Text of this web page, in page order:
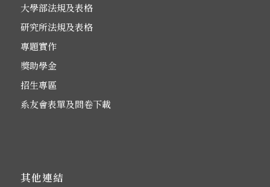
大學部法規及表格
研究所法規及表格
專題實作
獎助學金
招生專區
系友會表單及問卷下載
其他連結